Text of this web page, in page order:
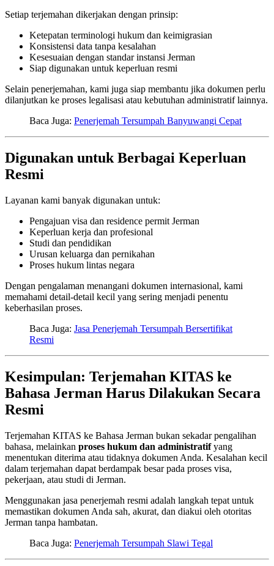
Setiap terjemahan dikerjakan dengan prinsip:
Ketepatan terminologi hukum dan keimigrasian
Konsistensi data tanpa kesalahan
Kesesuaian dengan standar instansi Jerman
Siap digunakan untuk keperluan resmi
Selain penerjemahan, kami juga siap membantu jika dokumen perlu
dilanjutkan ke proses legalisasi atau kebutuhan administratif lainnya.
Baca Juga: Penerjemah Tersumpah Banyuwangi Cepat
Digunakan untuk Berbagai Keperluan
Resmi
Layanan kami banyak digunakan untuk:
Pengajuan visa dan residence permit Jerman
Keperluan kerja dan profesional
Studi dan pendidikan
Urusan keluarga dan pernikahan
Proses hukum lintas negara
Dengan pengalaman menangani dokumen internasional, kami
memahami detail-detail kecil yang sering menjadi penentu
keberhasilan proses.
Baca Juga: Jasa Penerjemah Tersumpah Bersertifikat
Resmi
Kesimpulan: Terjemahan KITAS ke
Bahasa Jerman Harus Dilakukan Secara
Resmi
Terjemahan KITAS ke Bahasa Jerman bukan sekadar pengalihan
bahasa, melainkan proses hukum dan administratifyang
menentukan diterima atau tidaknya dokumen Anda. Kesalahan kecil
dalam terjemahan dapat berdampak besar pada proses visa,
pekerjaan, atau studi di Jerman.
Menggunakan jasa penerjemah resmi adalah langkah tepat untuk
memastikan dokumen Anda sah, akurat, dan diakui oleh otoritas
Jerman tanpa hambatan.
Baca Juga: Penerjemah Tersumpah Slawi Tegal